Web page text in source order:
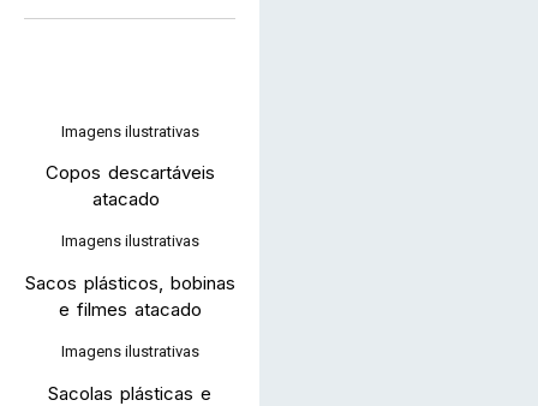
Imagens ilustrativas
Copos descartáveis
atacado
Imagens ilustrativas
Sacos plásticos, bobinas
e filmes atacado
Imagens ilustrativas
Sacolas plásticas e